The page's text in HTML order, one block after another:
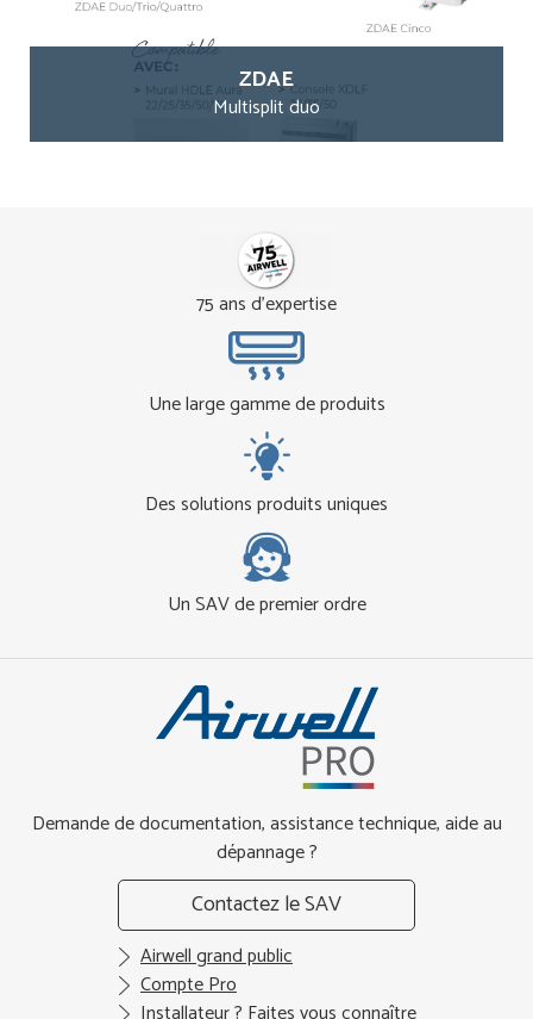
ZDAE
Multisplit duo
75 ans d'expertise
Une large gamme de produits
Des solutions produits uniques
Un SAV de premier ordre
Demande de documentation, assistance technique, aide au
dépannage ?
Contactez le SAV
Airwell grand public
Compte Pro